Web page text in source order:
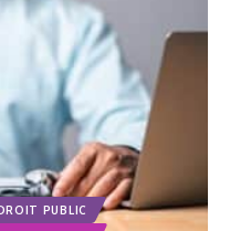
DROIT PUBLIC